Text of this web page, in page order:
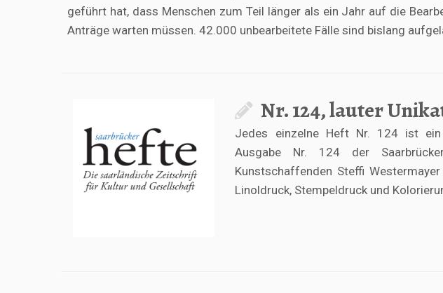
geführt hat, dass Menschen zum Teil länger als ein Jahr auf die
Anträge warten müssen. 42.000 unbearbeitete Fälle sind bislang
Nr. 124, lauter
Jedes einzelne Heft Nr. 124 ist
Ausgabe Nr. 124 der
Kunstschaffenden Steffi
Linoldruck, Stempeldruck und